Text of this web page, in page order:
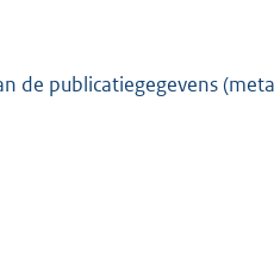
K
de publicatiegegevens